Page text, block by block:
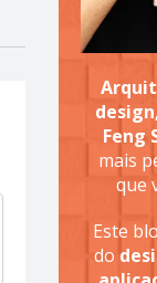
Feng
mais
que
Este
do